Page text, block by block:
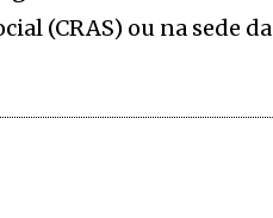
(CRAS) ou na sede da